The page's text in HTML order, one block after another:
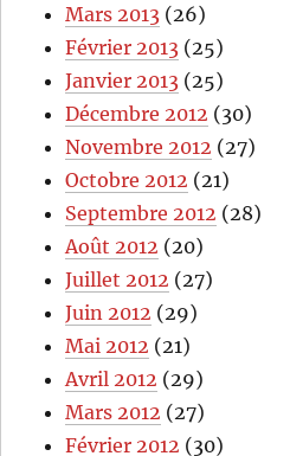
Mars 2013 (26)
Février 2013 (25)
Janvier 2013 (25)
Décembre 2012 (30)
Novembre 2012 (27)
Octobre 2012 (21)
Septembre 2012 (28)
Août 2012 (20)
Juillet 2012 (27)
Juin 2012 (29)
Mai 2012 (21)
Avril 2012 (29)
Mars 2012 (27)
Février 2012 (30)